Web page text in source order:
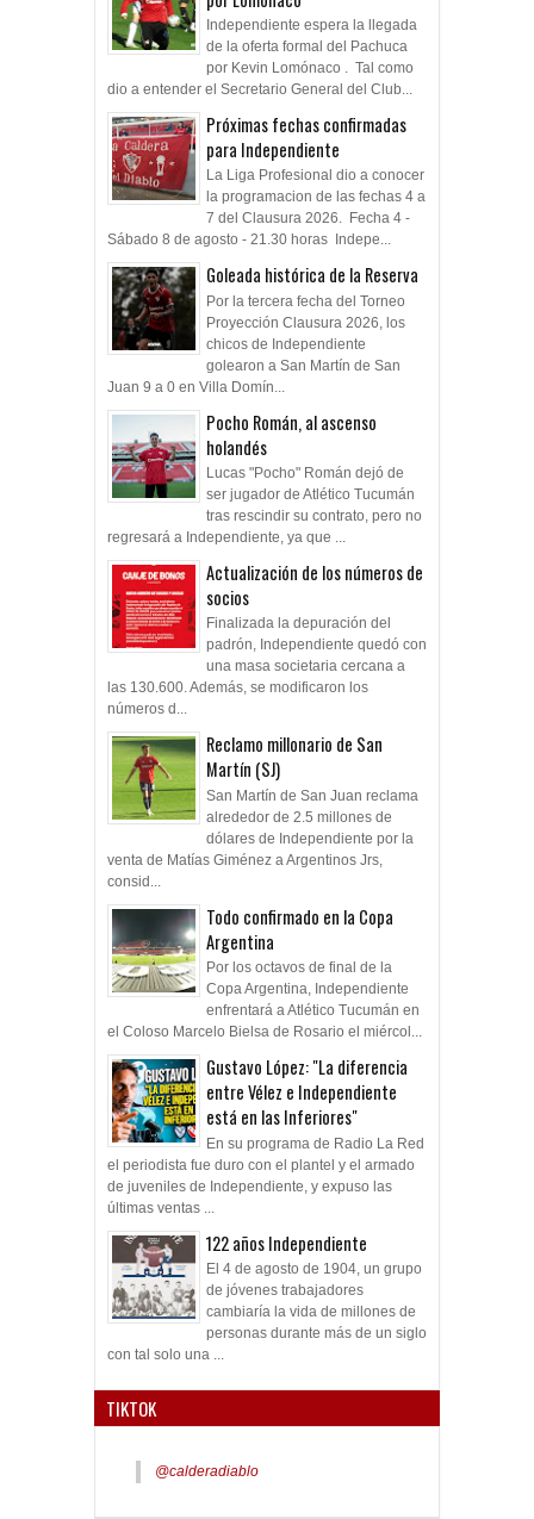
Independiente espera la llegada
de la oferta formal del Pachuca
por Kevin Lomónaco . Tal como
dio a entender el Secretario General del Club...
Próximas fechas confirmadas
para Independiente
La Liga Profesional dio a conocer
la programacion de las fechas 4 a
7 del Clausura 2026. Fecha 4 -
Sábado 8 de agosto - 21.30 horas Indepe...
Goleada histórica de la Reserva
Por la tercera fecha del Torneo
Proyección Clausura 2026, los
chicos de Independiente
golearon a San Martín de San
Juan 9 a 0 en Villa Domín...
Pocho Román, al ascenso
holandés
Lucas "Pocho" Román dejó de
ser jugador de Atlético Tucumán
tras rescindir su contrato, pero no
regresará a Independiente, ya que ...
Actualización de los números de
socios
Finalizada la depuración del
padrón, Independiente quedó con
una masa societaria cercana a
las 130.600. Además, se modificaron los
números d...
Reclamo millonario de San
Martín (SJ)
San Martín de San Juan reclama
alrededor de 2.5 millones de
dólares de Independiente por la
venta de Matías Giménez a Argentinos Jrs,
consid...
Todo confirmado en la Copa
Argentina
Por los octavos de final de la
Copa Argentina, Independiente
enfrentará a Atlético Tucumán en
el Coloso Marcelo Bielsa de Rosario el miércol...
Gustavo López: "La diferencia
entre Vélez e Independiente
está en las Inferiores"
En su programa de Radio La Red
el periodista fue duro con el plantel y el armado
de juveniles de Independiente, y expuso las
últimas ventas ...
122 años Independiente
El 4 de agosto de 1904, un grupo
de jóvenes trabajadores
cambiaría la vida de millones de
personas durante más de un siglo
con tal solo una ...
TIKTOK
@calderadiablo